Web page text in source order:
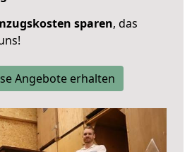
sparen, das
Angebote erhalten